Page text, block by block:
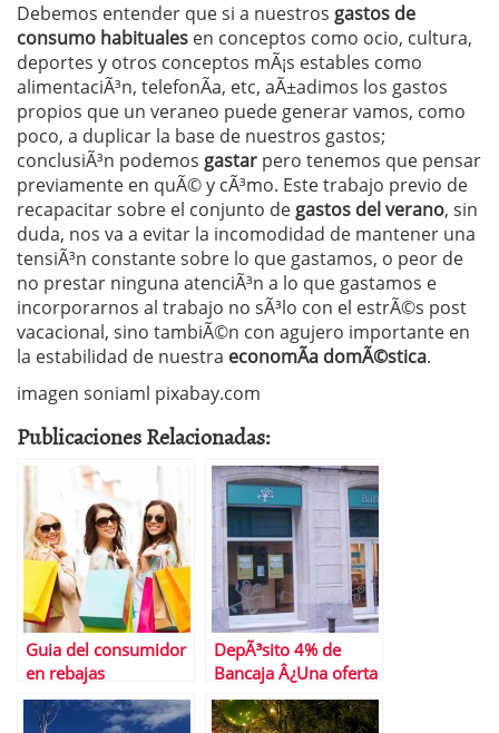
Debemos entender que si a nuestros gastos de
consumo habituales en conceptos como ocio, cultura,
deportes y otros conceptos mÃ¡s estables como
alimentaciÃ³n, telefonÃ­a, etc, aÃ±adimos los gastos
propios que un veraneo puede generar vamos, como
poco, a duplicar la base de nuestros gastos;
conclusiÃ³n podemos gastar pero tenemos que pensar
previamente en quÃ© y cÃ³mo. Este trabajo previo de
recapacitar sobre el conjunto de gastos del verano, sin
duda, nos va a evitar la incomodidad de mantener una
tensiÃ³n constante sobre lo que gastamos, o peor de
no prestar ninguna atenciÃ³n a lo que gastamos e
incorporarnos al trabajo no sÃ³lo con el estrÃ©s post
vacacional, sino tambiÃ©n con agujero importante en
la estabilidad de nuestra economÃ­a domÃ©stica.
imagen soniaml pixabay.com
Publicaciones Relacionadas:
Guia del consumidor
en rebajas
DepÃ³sito 4% de
Bancaja Â¿Una oferta
para no dejar
escapar?